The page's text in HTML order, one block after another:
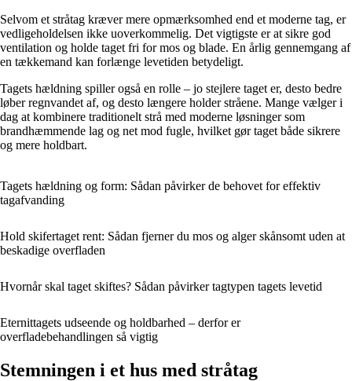
Selvom et stråtag kræver mere opmærksomhed end et moderne tag, er
vedligeholdelsen ikke uoverkommelig. Det vigtigste er at sikre god
ventilation og holde taget fri for mos og blade. En årlig gennemgang af
en tækkemand kan forlænge levetiden betydeligt.
Tagets hældning spiller også en rolle – jo stejlere taget er, desto bedre
løber regnvandet af, og desto længere holder stråene. Mange vælger i
dag at kombinere traditionelt strå med moderne løsninger som
brandhæmmende lag og net mod fugle, hvilket gør taget både sikrere
og mere holdbart.
Tagets hældning og form: Sådan påvirker de behovet for effektiv
tagafvanding
Hold skifertaget rent: Sådan fjerner du mos og alger skånsomt uden at
beskadige overfladen
Hvornår skal taget skiftes? Sådan påvirker tagtypen tagets levetid
Eternittagets udseende og holdbarhed – derfor er
overfladebehandlingen så vigtig
Stemningen i et hus med stråtag